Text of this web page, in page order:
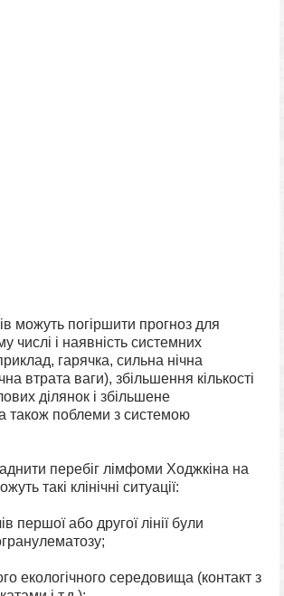
можуть погіршити прогноз для
числі і наявність системних
гарячка, сильна нічна
втрата ваги), збільшення кількості
ділянок і збільшене
також поблеми з системою
перебіг лімфоми Ходжкіна на
такі клінічні ситуації:
першої або другої лінії були
екологічного середовища (контакт з